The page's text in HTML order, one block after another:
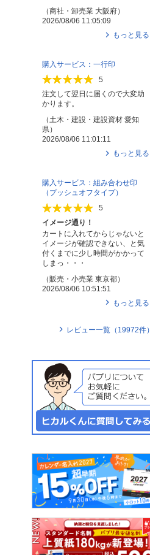
（商社・卸売業 大阪府）
2026/08/06 11:05:09
もっと見る
購入サービス：一行印
5
注文して翌日に届くので大変助
かります。
（土木・建設・建設資材 愛知
県）
2026/08/06 11:01:11
もっと見る
購入サービス：組み合わせ印
（プッシュオフタイプ）
5
イメージ通り！
カートに入れてからじゃないと
イメージが確認できない、と気
付くまでに少し時間がかかって
しまっ・・・
（販売・小売業 東京都）
2026/08/06 10:51:51
もっと見る
レビュー一覧（ 19972件）